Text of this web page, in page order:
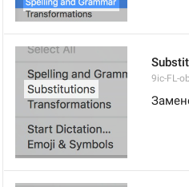
9ic-FL-